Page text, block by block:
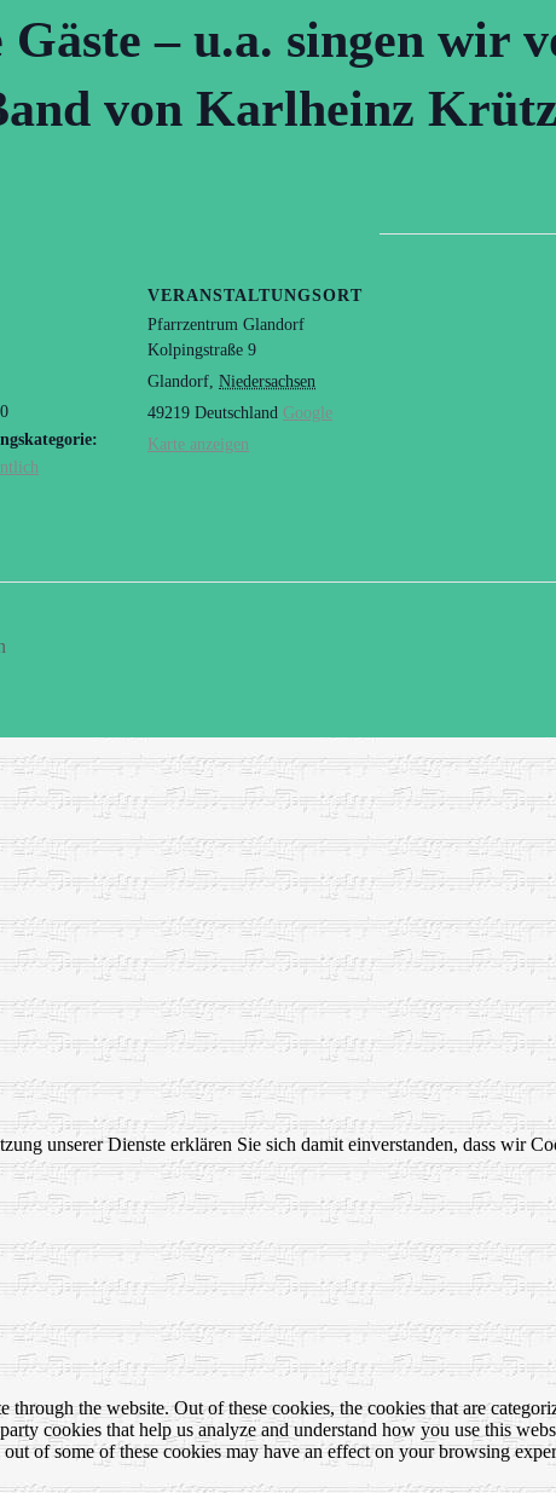
– u.a. singen wir
von Karlheinz
VERANSTALTUNGSORT
Pfarrzentrum Glandorf
Kolpingstraße 9
Glandorf Niedersachsen
49219 Deutschland Google
Karte anzeigen
unserer Dienste erklären Sie sich damit einverstanden, dass wir
the website. Out of these cookies, the cookies that are
cookies that help us analyze and understand how you use this
of some of these cookies may have an effect on your browsing